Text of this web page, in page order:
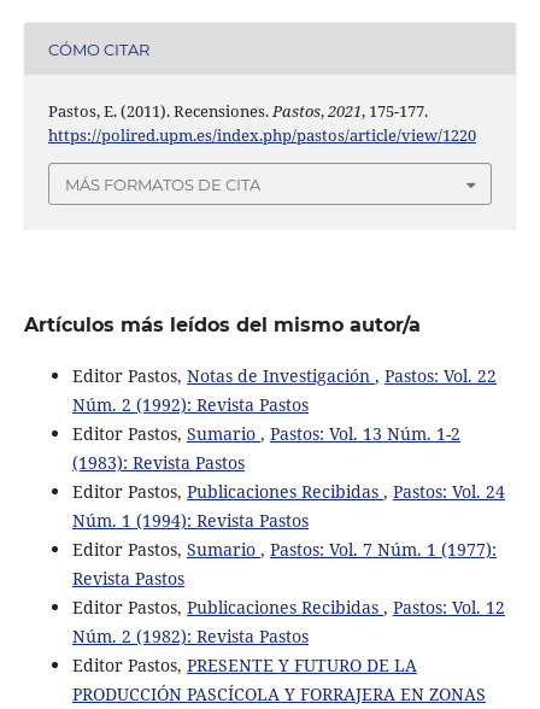
CÓMO CITAR
Pastos, E. (2011). Recensiones.Pastos,2021, 175-177.
https://polired.upm.es/index.php/pastos/article/view/1220
MÁS FORMATOS DE CITA
Artículos más leídos del mismo autor/a
Editor Pastos, Notas de Investigación , Pastos: Vol. 22
Núm. 2 (1992): Revista Pastos
Editor Pastos, Sumario , Pastos: Vol. 13 Núm. 1-2
(1983): Revista Pastos
Editor Pastos, Publicaciones Recibidas , Pastos: Vol. 24
Núm. 1 (1994): Revista Pastos
Editor Pastos, Sumario , Pastos: Vol. 7 Núm. 1 (1977):
Revista Pastos
Editor Pastos, Publicaciones Recibidas , Pastos: Vol. 12
Núm. 2 (1982): Revista Pastos
Editor Pastos, PRESENTE Y FUTURO DE LA
PRODUCCIÓN PASCÍCOLA Y FORRAJERA EN ZONAS